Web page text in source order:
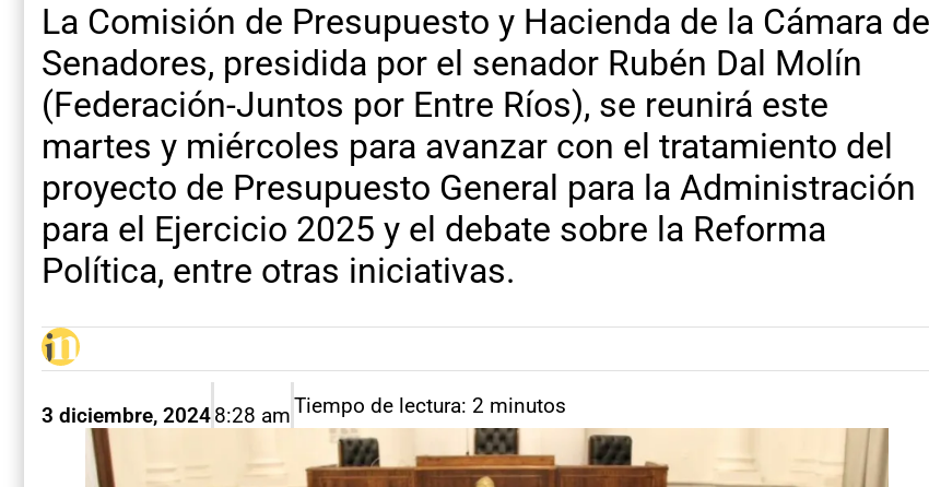
La Comisión de Presupuesto y Hacienda de la Cámara de
Senadores, presidida por el senador Rubén Dal Molín
(Federación-Juntos por Entre Ríos), se reunirá este
martes y miércoles para avanzar con el tratamiento del
proyecto de Presupuesto General para la Administración
para el Ejercicio 2025 y el debate sobre la Reforma
Política, entre otras iniciativas.
3 diciembre, 20248:28 amTiempo de lectura: 2 minutos